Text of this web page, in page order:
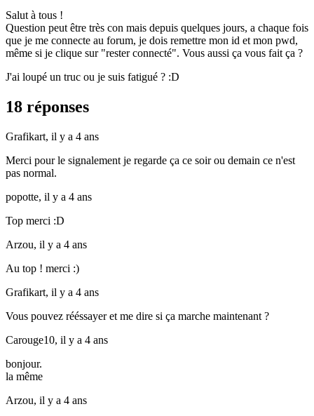
Salut à tous !
Question peut être très con mais depuis quelques jours, a chaque fois
que je me connecte au forum, je dois remettre mon id et mon pwd,
même si je clique sur "rester connecté". Vous aussi ça vous fait ça ?
J'ai loupé un truc ou je suis fatigué ? :D
18 réponses
Grafikart, il y a 4 ans
Merci pour le signalement je regarde ça ce soir ou demain ce n'est
pas normal.
popotte, il y a 4 ans
Top merci :D
Arzou, il y a 4 ans
Au top ! merci :)
Grafikart, il y a 4 ans
Vous pouvez rééssayer et me dire si ça marche maintenant ?
Carouge10, il y a 4 ans
bonjour.
la même
Arzou, il y a 4 ans